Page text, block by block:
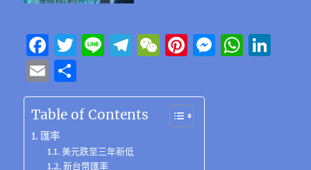
F
a
c
e
b
o
T
it
te
Li
e
T
e
g
a
W
C
h
at
Pi
te
re
st
M W
E
m
ai
l
享
Table of Contents
匯率
美元跌至三年新低
新台幣匯率